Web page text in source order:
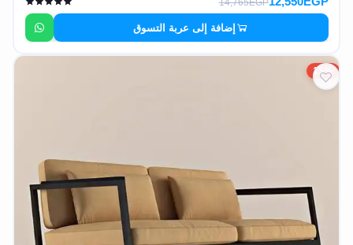
14,765EGP
إضافة إلى عربة التسوق
15%